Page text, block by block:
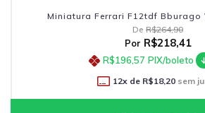
Miniatura Ferrari F12tdf Bburago
De R$264,90
Por R$218,41
R$196,57 PIX/boleto
12x de R$18,20 sem